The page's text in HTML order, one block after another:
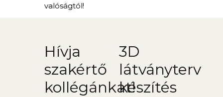
valóságtól!
Hívja
szakértő
kollégánkat!
3D
látványterv
készítés